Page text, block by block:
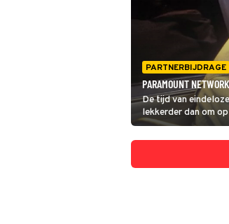
PARTNERBIJDRAGE
PARAMOUNT
De tijd van
lekkerder dan om
goed voor zitten,